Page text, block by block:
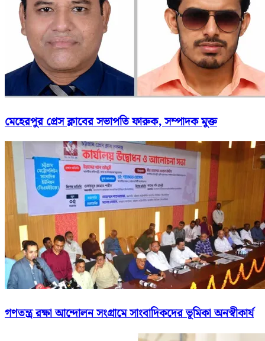
মেহেরপুর প্রেস ক্লাবের সভাপতি ফারুক, সম্পাদক মুক্ত
গণতন্ত্র রক্ষা আন্দোলন সংগ্রামে সাংবাদিকদের ভূমিকা অনস্বীকার্য